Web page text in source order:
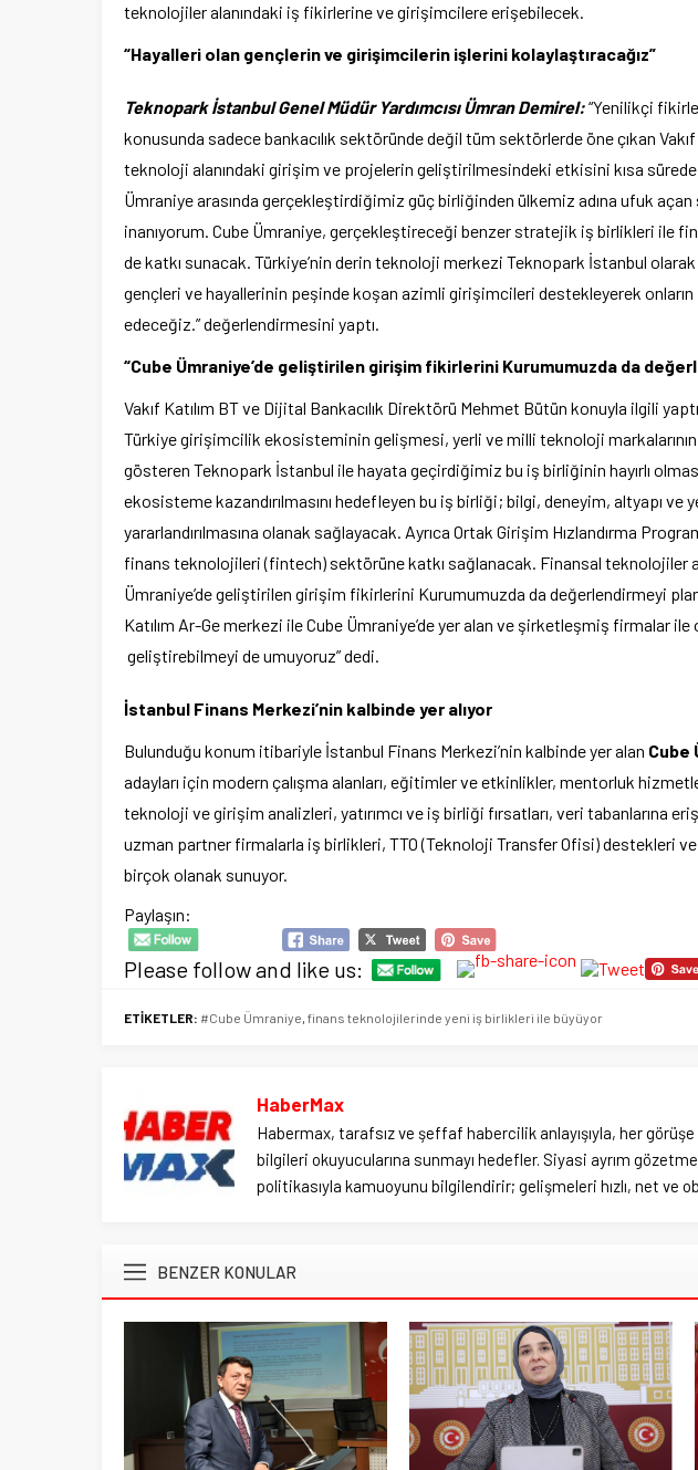
teknolojiler alanındaki iş fikirlerine ve girişimcilere erişebilecek.
“Hayalleri olan gençlerin ve girişimcilerin işlerini kolaylaştıracağız”
Teknopark İstanbul Genel Müdür Yardımcısı Ümran Demirel:“Yenilikçi
konusunda sadece bankacılık sektöründe değil tüm sektörlerde öne çıkan Vakıf
teknoloji alanındaki girişim ve projelerin geliştirilmesindeki etkisini kısa
Ümraniye arasında gerçekleştirdiğimiz güç birliğinden ülkemiz adına ufuk
inanıyorum. Cube Ümraniye, gerçekleştireceği benzer stratejik iş birlikleri ile
de katkı sunacak. Türkiye’nin derin teknoloji merkezi Teknopark İstanbul
gençleri ve hayallerinin peşinde koşan azimli girişimcileri destekleyerek
edeceğiz.” değerlendirmesini yaptı.
“Cube Ümraniye’de geliştirilen girişim fikirlerini Kurumumuzda da
Vakıf Katılım BT ve Dijital Bankacılık Direktörü Mehmet Bütün konuyla ilgili
Türkiye girişimcilik ekosisteminin gelişmesi, yerli ve milli teknoloji
gösteren Teknopark İstanbul ile hayata geçirdiğimiz bu iş birliğinin hayırlı
ekosisteme kazandırılmasını hedefleyen bu iş birliği; bilgi, deneyim, altyapı ve
yararlandırılmasına olanak sağlayacak. Ayrıca Ortak Girişim Hızlandırma
finans teknolojileri (fintech) sektörüne katkı sağlanacak. Finansal teknolojiler
Ümraniye’de geliştirilen girişim fikirlerini Kurumumuzda da değerlendirmeyi
Katılım Ar-Ge merkezi ile Cube Ümraniye’de yer alan ve şirketleşmiş firmalar
geliştirebilmeyi de umuyoruz” dedi.
İstanbul Finans Merkezi’nin kalbinde yer alıyor
Bulunduğu konum itibariyle İstanbul Finans Merkezi’nin kalbinde yer alan Cube
adayları için modern çalışma alanları, eğitimler ve etkinlikler, mentorluk
teknoloji ve girişim analizleri, yatırımcı ve iş birliği fırsatları, veri tabanlarına
uzman partner firmalarla iş birlikleri, TTO (Teknoloji Transfer Ofisi) destekleri
birçok olanak sunuyor.
Paylaşın:
Please follow and like us:
ETİKETLER: #Cube Ümraniye finans teknolojilerinde yeni iş birlikleri ile büyüyor
HaberMax
Habermax, tarafsız ve şeffaf habercilik anlayışıyla, her
bilgileri okuyucularına sunmayı hedefler. Siyasi ayrım
politikasıyla kamuoyunu bilgilendirir; gelişmeleri hızlı, net ve
BENZER KONULAR